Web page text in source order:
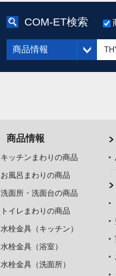
COM-ET検索
商品情報
商品情報
キッチンまわりの商品
お風呂まわりの商品
洗面所・洗面台の商品
トイレまわりの商品
水栓金具（キッチン）
水栓金具（浴室）
水栓金具（洗面所）